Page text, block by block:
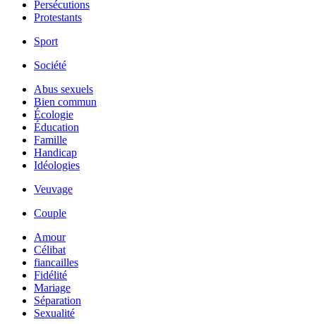
Persécutions
Protestants
Sport
Société
Abus sexuels
Bien commun
Écologie
Éducation
Famille
Handicap
Idéologies
Veuvage
Couple
Amour
Célibat
fiancailles
Fidélité
Mariage
Séparation
Sexualité